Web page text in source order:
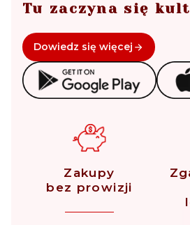
Tu zaczyna się
Dowiedz się więcej
Zakupy
bez prowizji